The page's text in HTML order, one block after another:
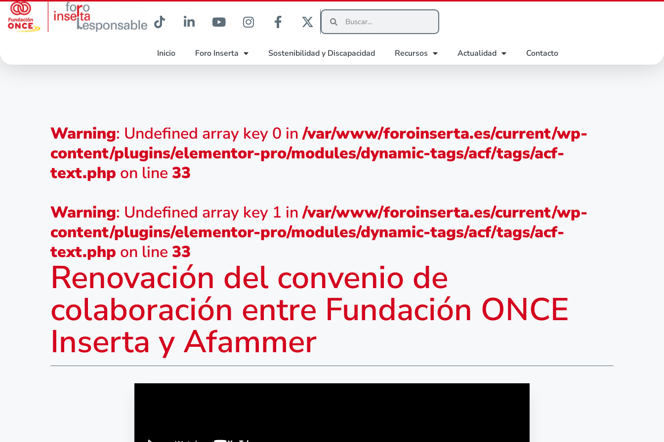
Inicio Foro Inserta Sostenibilidad y Discapacidad Recursos Actualidad Contacto
Warning: Undefined array key 0 in/var/www/foroinserta.es/current/wp-
content/plugins/elementor-pro/modules/dynamic-tags/acf/tags/acf-
text.php on line 33
Warning: Undefined array key 1 in/var/www/foroinserta.es/current/wp-
content/plugins/elementor-pro/modules/dynamic-tags/acf/tags/acf-
text.php on line 33
Renovación del convenio de
colaboración entre Fundación ONCE
Inserta y Afammer